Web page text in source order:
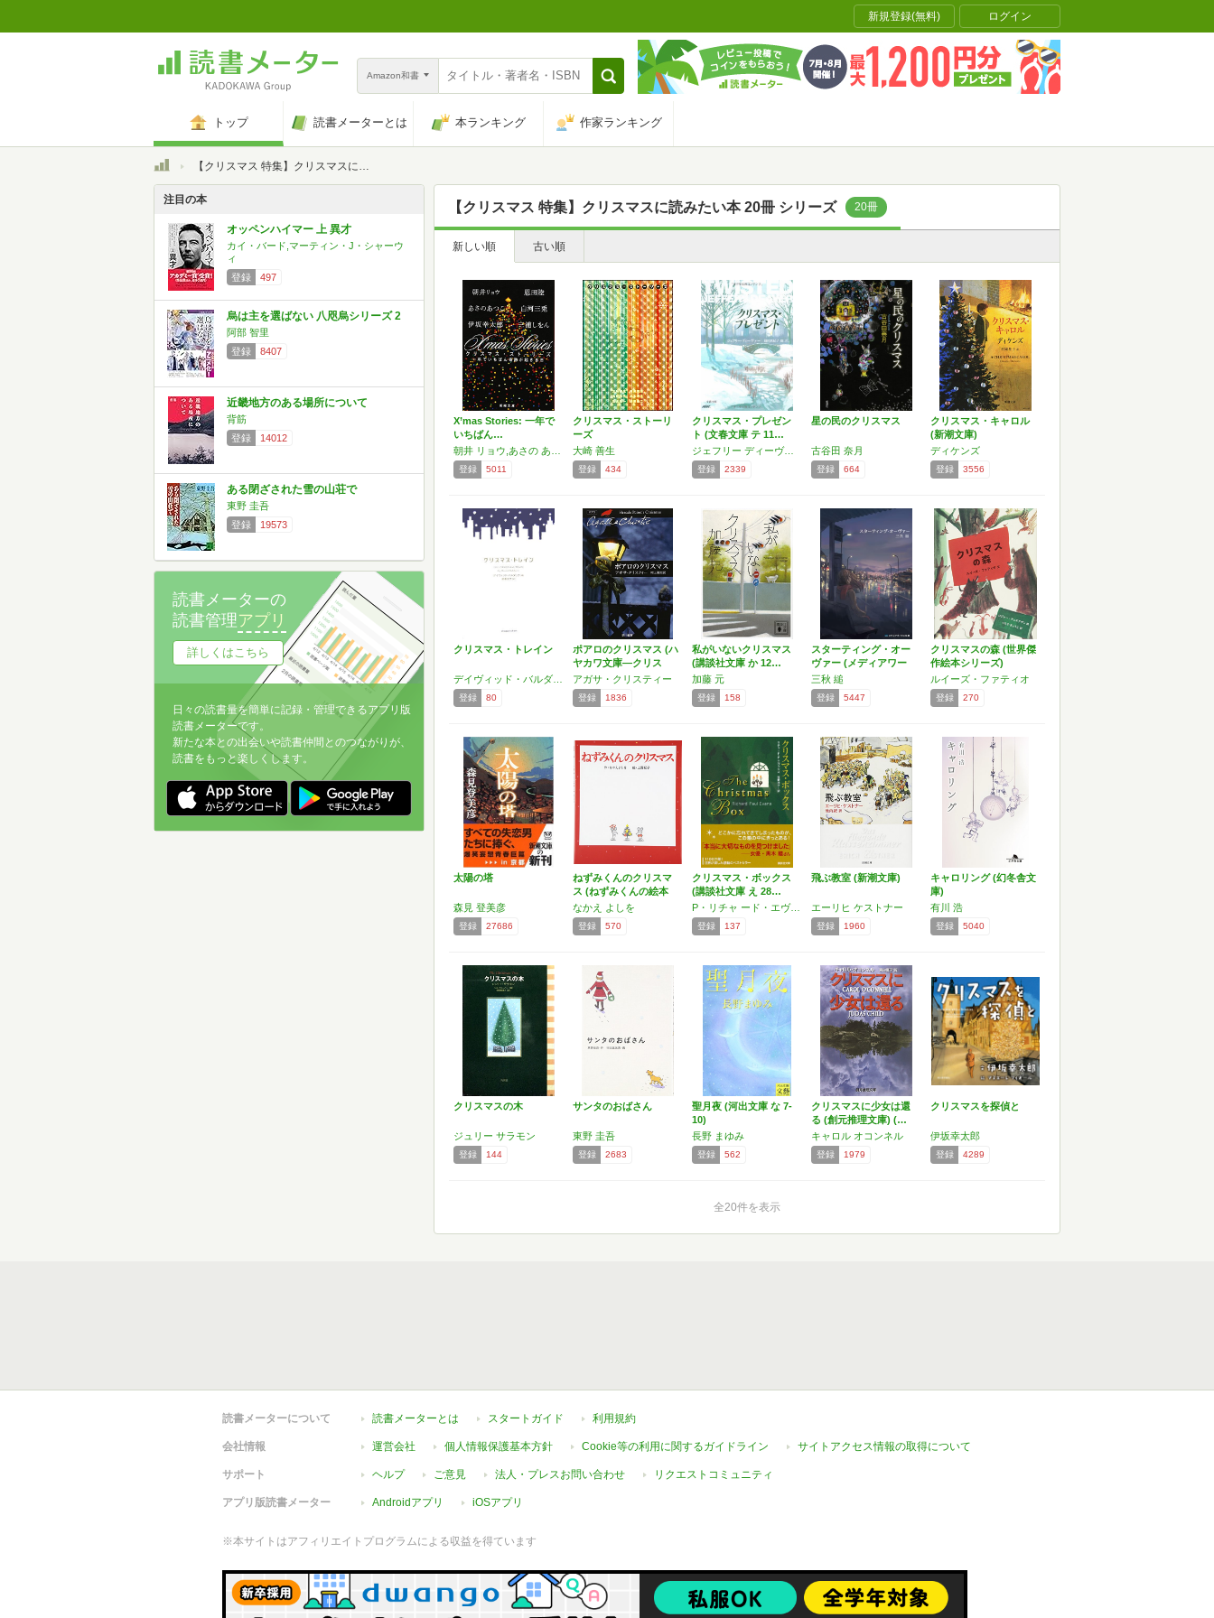
新規登録(無料) ログイン
Amazon和書
トップ 読書メーターとは 本ランキング 作家ランキング
トップ【クリスマス 特集】クリスマスに読みたい本 20冊
【クリスマス 特集】クリスマスに読みたい本 20冊 シリーズ 20冊
新しい順 古い順
X’mas Stories: 一年で
いちばん…
登録 5011
クリスマス・ストーリ
ーズ
大崎 善生
登録 434
クリスマス・プレゼン
ト (文春文庫 テ 11…
ジェフリー ディーヴァー
登録 2339
星の民のクリスマス
古谷田 奈月
登録 664
クリスマス・キャロル
(新潮文庫)
ディケンズ
登録 3556
クリスマス・トレイン
登録 80
ポアロのクリスマス (ハ
ヤカワ文庫―クリス
テ…
アガサ・クリスティー
登録 1836
私がいないクリスマス
(講談社文庫 か 12…
加藤 元
登録 158
スターティング・オー
ヴァー (メディアワー
ク…
三秋 縋
登録 5447
クリスマスの森 (世界傑
作絵本シリーズ)
ルイーズ・ファティオ
登録 270
太陽の塔
森見 登美彦
登録 27686
ねずみくんのクリスマ
ス (ねずみくんの絵本
…
なかえ よしを
登録 570
クリスマス・ボックス
(講談社文庫 え 28…
P・リチャ ード・エヴァンズ
登録 137
飛ぶ教室 (新潮文庫)
エーリヒ ケストナー
登録 1960
キャロリング (幻冬舎文
庫)
有川 浩
登録 5040
クリスマスの木
ジュリー サラモン
登録 144
サンタのおばさん
東野 圭吾
登録 2683
聖月夜 (河出文庫 な 7-
10)
長野 まゆみ
登録 562
クリスマスに少女は還
る (創元推理文庫) (…
キャロル オコンネル
登録 1979
クリスマスを探偵と
伊坂幸太郎
登録 4289
全20件を表示
注目の本
オッペンハイマー 上 異才
カイ・バード,マーティン・J・シャーウ
ィ
登録
497
烏は主を選ばない 八咫烏シリーズ 2
阿部 智里
登録
8407
近畿地方のある場所について
背筋
登録
14012
ある閉ざされた雪の山荘で
東野 圭吾
登録
19573
読書メーターの
読書管理アプリ
詳しくはこちら
日々の読書量を簡単に記録・管理できるアプリ版
読書メーターです。
新たな本との出会いや読書仲間とのつながりが、
読書をもっと楽しくします。
読書メーターについて 読書メーターとは スタートガイド 利用規約
会社情報 運営会社 個人情報保護基本方針 Cookie等の利用に関するガイドライン サイトアクセス情報の取得について
サポート ヘルプ ご意見 法人・プレスお問い合わせ リクエストコミュニティ
アプリ版読書メーター Androidアプリ iOSアプリ
※本サイトはアフィリエイトプログラムによる収益を得ています